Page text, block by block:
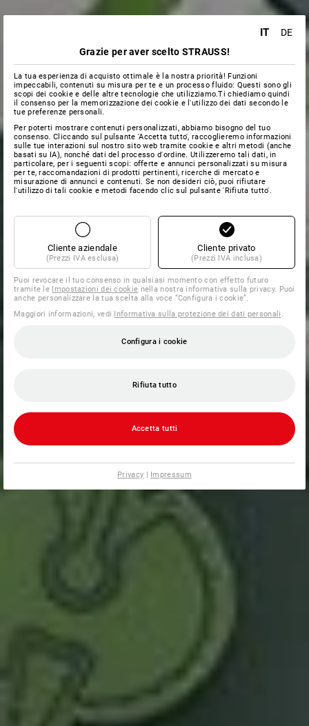
IT
DE
Grazie per aver scelto STRAUSS!
La tua esperienza di acquisto ottimale è la nostra priorità! Funzioni
impeccabili, contenuti su misura per te e un processo fluido: Questi sono gli
scopi dei cookie e delle altre tecnologie che utilizziamo.Ti chiediamo quindi
il consenso per la memorizzazione dei cookie e l'utilizzo dei dati secondo le
tue preferenze personali.
Per poterti mostrare contenuti personalizzati, abbiamo bisogno del tuo
consenso. Cliccando sul pulsante 'Accetta tutto', raccoglieremo informazioni
sulle tue interazioni sul nostro sito web tramite cookie e altri metodi (anche
basati su IA), nonché dati del processo d'ordine. Utilizzeremo tali dati, in
particolare, per i seguenti scopi: offerte e annunci personalizzati su misura
per te, raccomandazioni di prodotti pertinenti, ricerche di mercato e
misurazione di annunci e contenuti. Se non desideri ciò, puoi rifiutare
l'utilizzo di tali cookie e metodi facendo clic sul pulsante 'Rifiuta tutto'.
Cliente aziendale
(Prezzi IVA esclusa)
Cliente privato
(Prezzi IVA inclusa)
Puoi revocare il tuo consenso in qualsiasi momento con effetto futuro
tramite le Impostazioni dei cookie nella nostra informativa sulla privacy. Puoi
anche personalizzare la tua scelta alla voce “Configura i cookie”.
Maggiori informazioni, vedi Informativa sulla protezione dei dati personali
Configura i cookie
Rifiuta tutto
Accetta tutti
Privacy | Impressum